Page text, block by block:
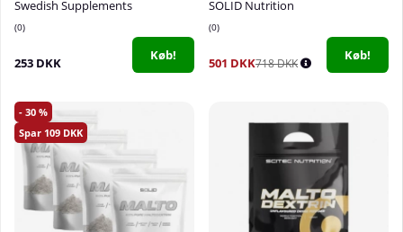
Swedish Supplements
0
253 DKK Køb!
SOLID Nutrition
0
501 DKK718 DKK
Køb!
30
109